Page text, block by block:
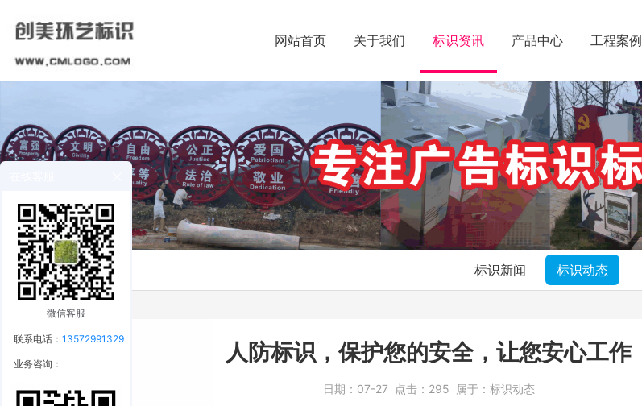
网站首页 关于我们 标识资讯 产品中心 工程案例
标识新闻 标识动态
人防标识，保护您的安全，让您安心工作
日期： 07-27 点击： 295 属于： 标识动态
微信客服
联系电话：13572991329
业务咨询：